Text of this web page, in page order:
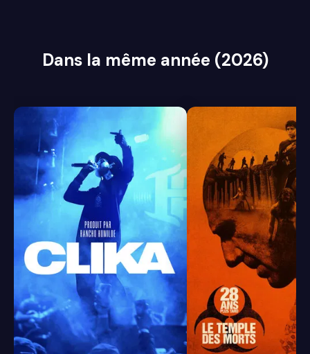
Dans la même année (2026)
7.9 7.1